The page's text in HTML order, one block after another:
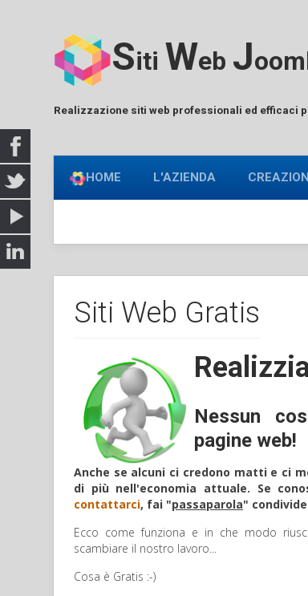
Siti Web J
Realizzazione siti web professionali ed efficaci
HOME L'AZIENDA
Siti Web Gratis
Nessun
pagine web!
Anche se alcuni ci credono matti e ci
di più nell'economia attuale. Se
contattarci, fai "passaparola"
Ecco come funziona e in che modo
scambiare il nostro lavoro...
Cosa è Gratis :-)